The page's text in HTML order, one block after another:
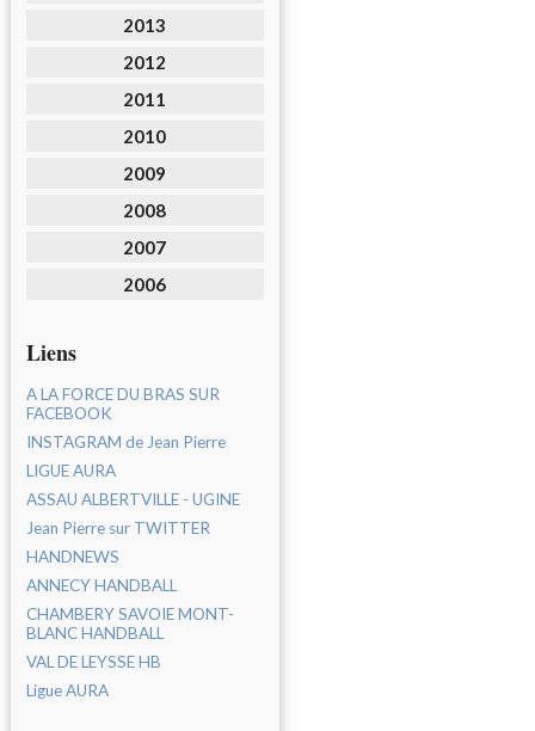
2013
2012
2011
2010
2009
2008
2007
2006
Liens
A LA FORCE DU BRAS SUR
FACEBOOK
INSTAGRAM de Jean Pierre
LIGUE AURA
ASSAU ALBERTVILLE - UGINE
Jean Pierre sur TWITTER
HANDNEWS
ANNECY HANDBALL
CHAMBERY SAVOIE MONT-
BLANC HANDBALL
VAL DE LEYSSE HB
Ligue AURA